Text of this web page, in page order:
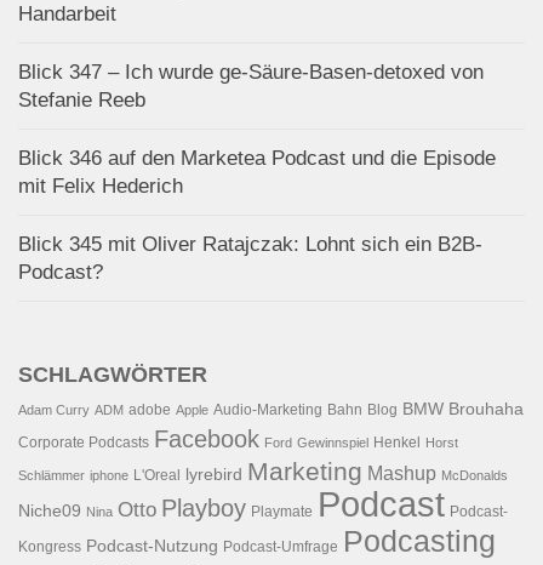
Handarbeit
Blick 347 – Ich wurde ge-Säure-Basen-detoxed von
Stefanie Reeb
Blick 346 auf den Marketea Podcast und die Episode
mit Felix Hederich
Blick 345 mit Oliver Ratajczak: Lohnt sich ein B2B-
Podcast?
SCHLAGWÖRTER
Adam Curry ADM adobe Apple Audio-Marketing Bahn Blog BMW Brouhaha
Corporate Podcasts Facebook Ford Gewinnspiel Henkel Horst
Schlämmer iphone L'Oreal lyrebird Marketing Mashup McDonalds
Niche09 Nina Otto Playboy Playmate Podcast Podcast-
Kongress Podcast-Nutzung Podcast-Umfrage Podcasting